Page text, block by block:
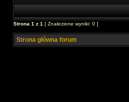
Strona 1 z 1 [ Znalezione wyniki: 0 ]
Strona główna forum